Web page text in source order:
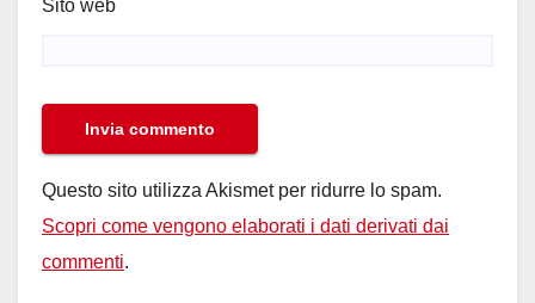
Sito web
Questo sito utilizza Akismet per ridurre lo spam.
Scopri come vengono elaborati i dati derivati dai
commenti.